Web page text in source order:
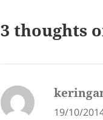
3 thoughts
19/10/